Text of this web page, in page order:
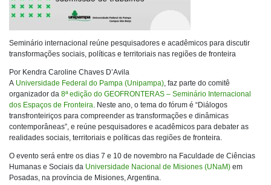
Seminário internacional reúne pesquisadores e acadêmicos para discutir
transformações sociais, políticas e territoriais nas regiões de fronteira
Por Kendra Caroline Chaves D’Avila
A Universidade Federal do Pampa (Unipampa), faz parte do comitê
organizador da 8ª edição do GEOFRONTERAS – Seminário Internacional
dos Espaços de Fronteira. Neste ano, o tema do fórum é “Diálogos
transfronteiriços para compreender as transformações e dinâmicas
contemporâneas”, e reúne pesquisadores e acadêmicos para debater as
realidades sociais, territoriais e políticas das regiões de fronteira.
O evento será entre os dias 7 e 10 de novembro na Faculdade de Ciências
Humanas e Sociais da Universidade Nacional de Misiones (UNaM) em
Posadas, na província de Misiones, Argentina.